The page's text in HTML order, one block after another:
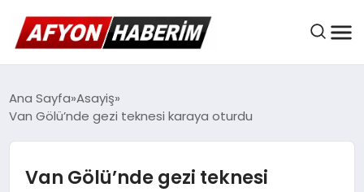
AFYON HABER
Ana Sayfa Asayiş
Van Gölü’nde gezi teknesi karaya oturdu
Van Gölü’nde gezi teknesi